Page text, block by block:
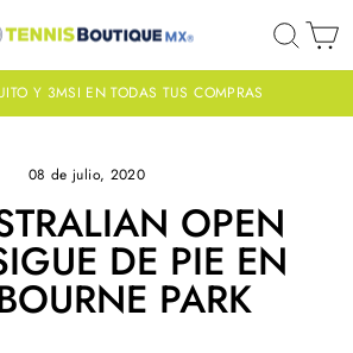
Y 3MSI EN TODAS TUS COMPRAS
08 de julio, 2020
OPEN
DE PIE EN
PARK